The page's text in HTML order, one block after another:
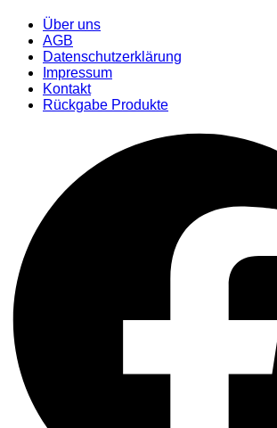
Über uns
AGB
Datenschutzerklärung
Impressum
Kontakt
Rückgabe Produkte